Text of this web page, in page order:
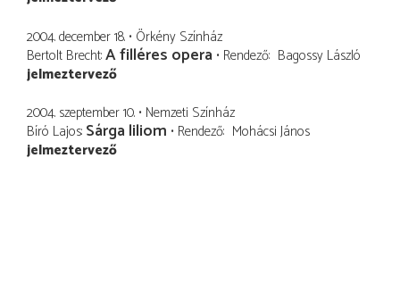
2004. december 18. Örkény Színház
Bertolt Brecht A filléres opera Rendező Bagossy László
jelmeztervező
2004. szeptember 10. Nemzeti Színház
Bíró Lajos Sárga liliom Rendező Mohácsi János
jelmeztervező